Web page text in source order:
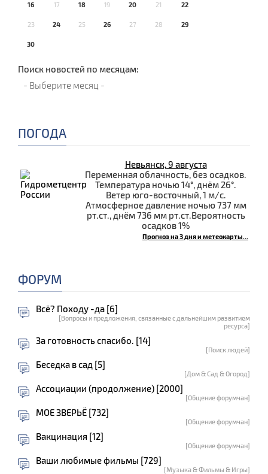
16 17 18 19 20 21 22
23 24 25 26 27 28 29
30
Поиск новостей по месяцам:
ПОГОДА
Невьянск, 9 августа
Переменная облачность, без осадков.
Температура ночью 14°, днём 26°.
Ветер юго-восточный, 1 м/с.
Атмосферное давление ночью 737 мм
рт.ст., днём 736 мм рт.ст.Вероятность
осадков 1%
Прогноз на 3 дня и метеокарты...
ФОРУМ
Всё? Походу -да [6]
[Вопросы и предложения, связанные с дальнейшим развитием
ресурса]
За готовность спасибо. [14]
[Поиск людей]
Беседка в сад [5]
[Дом & Сад & Огород]
Ассоциации (продолжение) [2000]
[Общение форумчан]
МОЕ ЗВЕРЬЁ [732]
[Общение форумчан]
Вакцинация [12]
[Общение форумчан]
Ваши любимые фильмы [729]
[Музыка & Фильмы & Игры]